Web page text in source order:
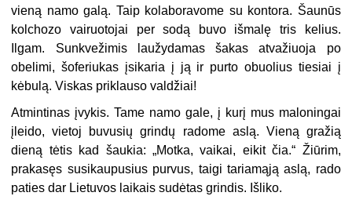
vieną namo galą. Taip kolaboravome su kontora. Šaunūs
kolchozo vairuotojai per sodą buvo išmalę tris kelius.
Ilgam. Sunkvežimis laužydamas šakas atvažiuoja po
obelimi, šoferiukas įsikaria į ją ir purto obuolius tiesiai į
kėbulą. Viskas priklauso valdžiai!
Atmintinas įvykis. Tame namo gale, į kurį mus maloningai
įleido, vietoj buvusių grindų radome aslą. Vieną gražią
dieną tėtis kad šaukia: „Motka, vaikai, eikit čia.“ Žiūrim,
prakasęs susikaupusius purvus, taigi tariamąją aslą, rado
paties dar Lietuvos laikais sudėtas grindis. Išliko.